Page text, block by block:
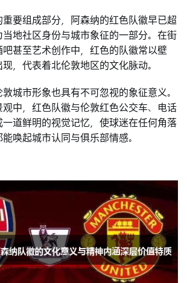
要组成部分，阿森纳的红色队徽早已超
地社区身份与城市象征的一部分。在街
吧甚至艺术创作中，红色的队徽常以壁
，代表着北伦敦地区的文化脉动。
城市形象也具有不可忽视的象征意义。
中，红色队徽与伦敦红色公交车、电话
一道鲜明的视觉记忆，使球迷在任何角落
唤起城市认同与俱乐部情感。